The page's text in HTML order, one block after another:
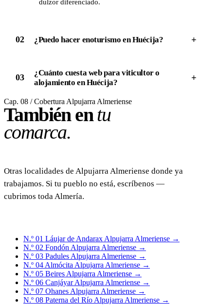
dulzor diferenciado.
02 ¿Puedo hacer enoturismo en Huécija? +
03
¿Cuánto cuesta web para viticultor o
alojamiento en Huécija?
+
Cap. 08 / Cobertura Alpujarra Almeriense
También entu
comarca.
Otras localidades de Alpujarra Almeriense donde ya
trabajamos. Si tu pueblo no está, escríbenos —
cubrimos toda Almería.
N.º 01 Láujar de Andarax Alpujarra Almeriense →
N.º 02 Fondón Alpujarra Almeriense →
N.º 03 Padules Alpujarra Almeriense →
N.º 04 Almócita Alpujarra Almeriense →
N.º 05 Beires Alpujarra Almeriense →
N.º 06 Canjáyar Alpujarra Almeriense →
N.º 07 Ohanes Alpujarra Almeriense →
N.º 08 Paterna del Río Alpujarra Almeriense →